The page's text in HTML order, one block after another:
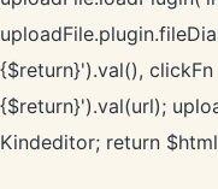
{$return}').val(),
{$return}').val(url);
Kindeditor; return